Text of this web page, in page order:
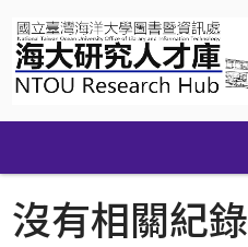
navigation
沒有相關紀錄